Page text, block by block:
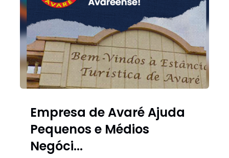
Empresa de Avaré Ajuda
Pequenos e Médios
Negóci...